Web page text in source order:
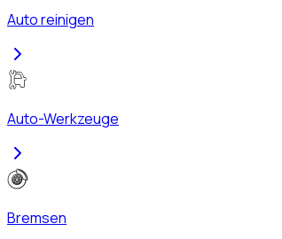
Auto reinigen
Auto-Werkzeuge
Bremsen